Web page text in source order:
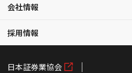
会社情報
採用情報
日本証券業協会